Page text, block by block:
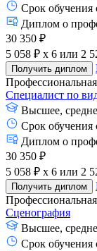
Срок обучения
Диплом о
30 350 ₽
5 058 ₽ x 6 или 2
Получить диплом
Специалист по
Высшее,
Срок обучения
Диплом о
30 350 ₽
5 058 ₽ x 6 или 2
Получить диплом
Сценография
Высшее,
Срок обучения